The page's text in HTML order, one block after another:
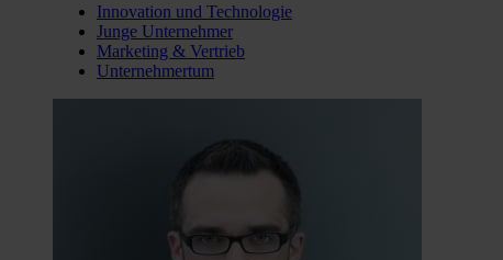
Innovation und Technologie
Junge Unternehmer
Marketing & Vertrieb
Unternehmertum